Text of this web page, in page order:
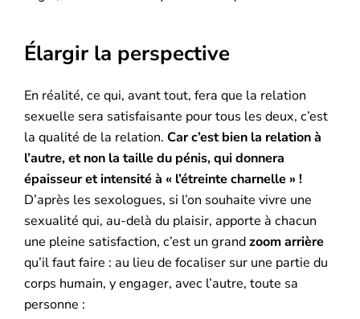
Élargir la perspective
En réalité, ce qui, avant tout, fera que la relation
sexuelle sera satisfaisante pour tous les deux, c’est
la qualité de la relation.Car c’est bien la relation à
l’autre, et non la taille du pénis, qui donnera
épaisseur et intensité à « l’étreinte charnelle » !
D’après les sexologues, si l’on souhaite vivre une
sexualité qui, au-delà du plaisir, apporte à chacun
une pleine satisfaction, c’est un grandzoom arrière
qu’il faut faire : au lieu de focaliser sur une partie du
corps humain, y engager, avec l’autre, toute sa
personne :